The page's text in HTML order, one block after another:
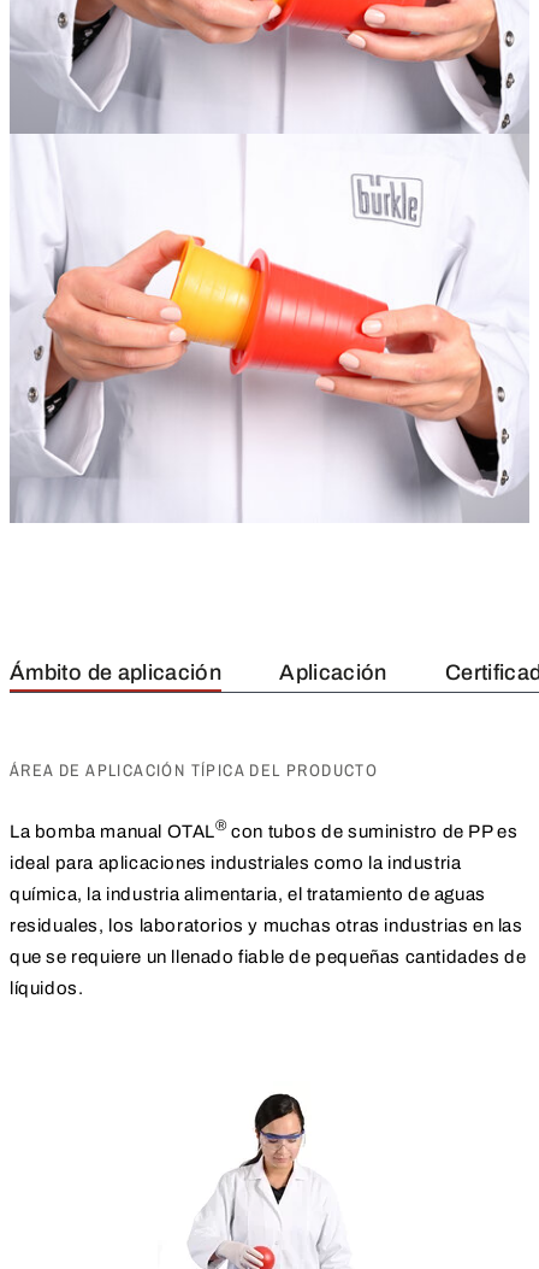
Ámbito de aplicación Aplicación
ÁREA DE APLICACIÓN TÍPICA DEL PRODUCTO
La bomba manual OTAL®con tubos de suministro de PP es
ideal para aplicaciones industriales como la industria
química, la industria alimentaria, el tratamiento de aguas
residuales, los laboratorios y muchas otras industrias en las
que se requiere un llenado fiable de pequeñas cantidades de
líquidos.